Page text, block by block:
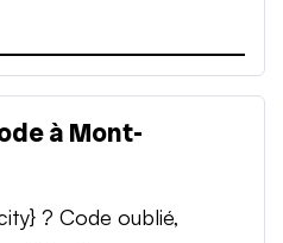
à Mont-
? Code oublié,